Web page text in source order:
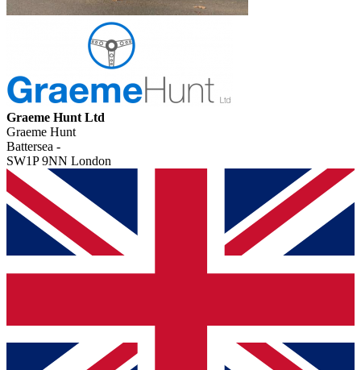
Graeme Hunt Ltd
Graeme Hunt
Battersea -
SW1P 9NN London